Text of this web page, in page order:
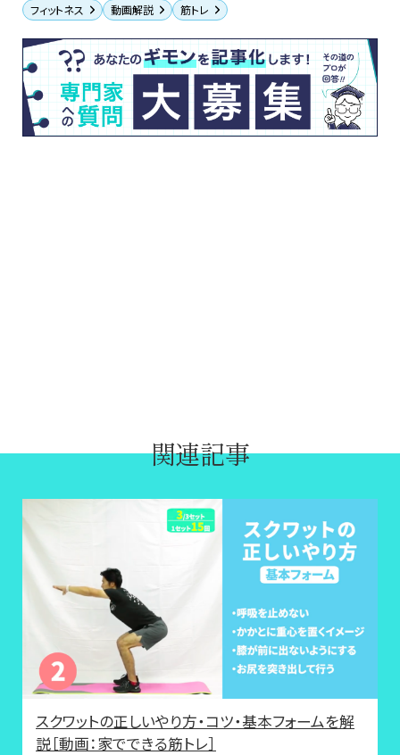
フィットネス 動画解説 筋トレ
関連記事
スクワットの正しいやり方・コツ・基本フォームを解
説［動画：家でできる筋トレ］